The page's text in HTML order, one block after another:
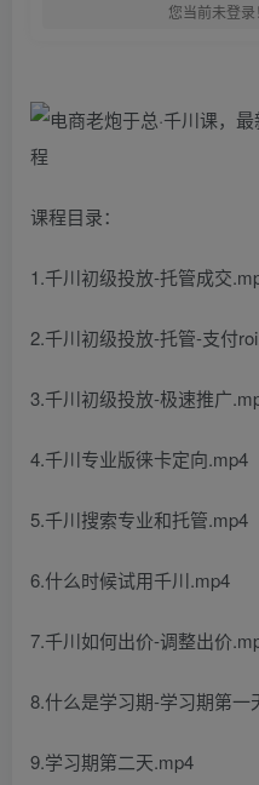
您当前未登
课程目录：
1.千川初级投放-托管成交
2.千川初级投放-托管-支付
3.千川初级投放-极速推广
4.千川专业版徕卡定向.mp4
5.千川搜索专业和托管.mp4
6.什么时候试用千川.mp4
7.千川如何出价-调整出价
8.什么是学习期-学习期第一
9.学习期第二天.mp4